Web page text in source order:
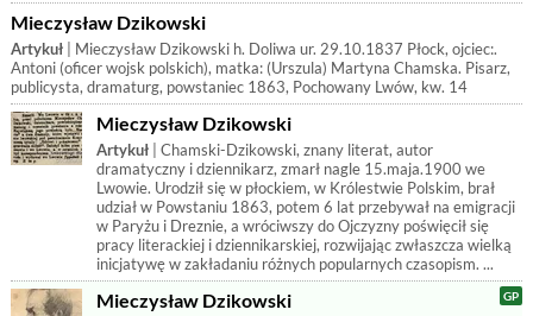
Mieczysław Dzikowski
Artykuł| Mieczysław Dzikowski h. Doliwa ur. 29.10.1837 Płock, ojciec:.
Antoni (oficer wojsk polskich), matka: (Urszula) Martyna Chamska. Pisarz,
publicysta, dramaturg, powstaniec 1863, Pochowany Lwów, kw. 14
Mieczysław Dzikowski
Artykuł| Chamski-Dzikowski, znany literat, autor
dramatyczny i dziennikarz, zmarł nagle 15.maja.1900 we
Lwowie. Urodził się w płockiem, w Królestwie Polskim, brał
udział w Powstaniu 1863, potem 6 lat przebywał na emigracji
w Paryżu i Dreznie, a wróciwszy do Ojczyzny poświęcił się
pracy literackiej i dziennikarskiej, rozwijając zwłaszcza wielką
inicjatywę w zakładaniu różnych popularnych czasopism. ...
Mieczysław Dzikowski